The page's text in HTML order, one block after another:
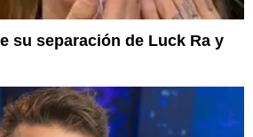
su separación de Luck Ra y